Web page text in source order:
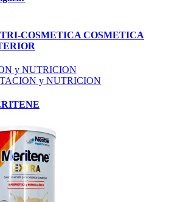
COSMETICA COSMETICA
y NUTRICION
y NUTRICION